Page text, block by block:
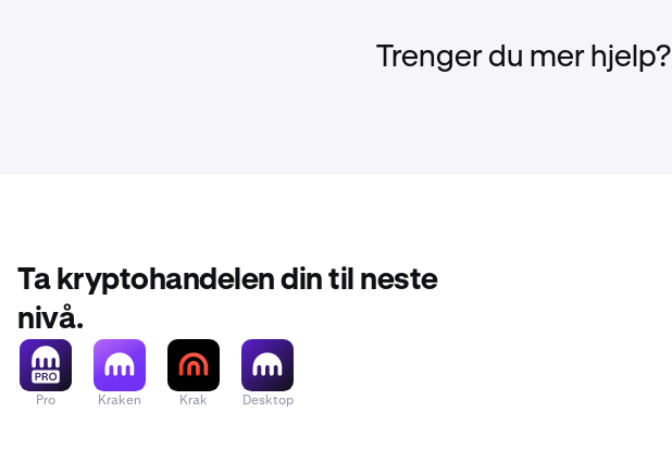
Trenger du mer hjelp?
Ta kryptohandelen din til neste
nivå.
Pro Kraken Krak Desktop